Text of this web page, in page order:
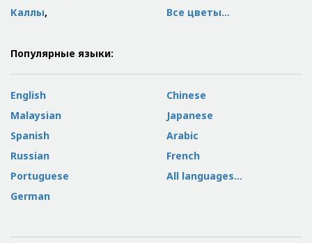
Каллы,
Все цветы...
Популярные языки:
English
Malaysian
Chinese
Japanese
Spanish
Russian
Arabic
French
Portuguese
German
All languages...